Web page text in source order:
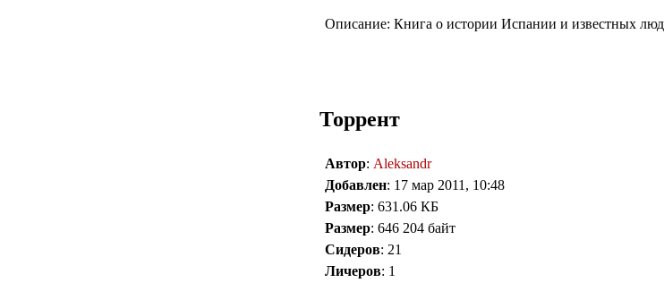
Описание: Книга о истории Испании и известных
Торрент
Автор: Aleksandr
Добавлен: 17 мар 2011, 10:48
Размер: 631.06 КБ
Размер: 646 204 байт
Сидеров: 21
Личеров: 1